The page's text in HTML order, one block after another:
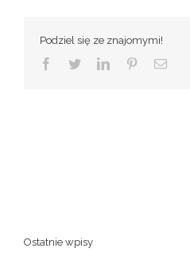
Podziel się ze znajomymi!
Facebook
TwitterLinkedInPinterestEmail
Ostatnie wpisy